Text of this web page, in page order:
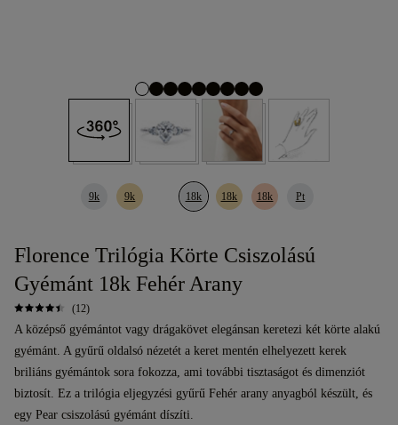
9k 9k 18k 18k 18k Pt
Florence Trilógia Körte Csiszolású
Gyémánt 18k Fehér Arany
(12)
A középső gyémántot vagy drágakövet elegánsan keretezi két körte alakú
gyémánt. A gyűrű oldalsó nézetét a keret mentén elhelyezett kerek
briliáns gyémántok sora fokozza, ami további tisztaságot és dimenziót
biztosít. Ez a trilógia eljegyzési gyűrű Fehér arany anyagból készült, és
egy Pear csiszolású gyémánt díszíti.